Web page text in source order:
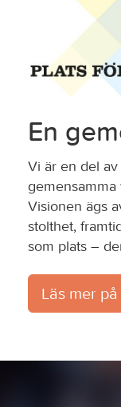
En
Vi är en del
gemensamma
Visionen ägs
stolthet,
som plats –
Läs mer